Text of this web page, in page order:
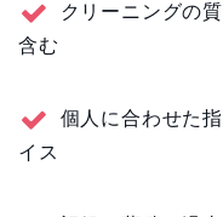
クリーニングの
含む
個人に合わせた
イス